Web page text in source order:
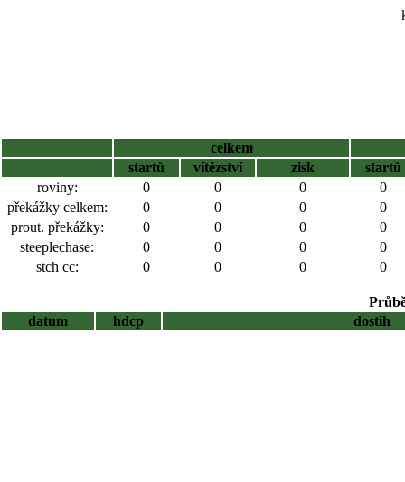
celkem
startů
vítězství zisk
startů
roviny:
0 0 0
0
překážky celkem:
0 0 0
0
prout. překážky:
0 0 0
0
steeplechase:
0 0 0
0
stch cc:
0 0 0 0
datum
hdcp dostih